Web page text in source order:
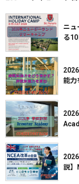
ニュ
る10
能力
説】